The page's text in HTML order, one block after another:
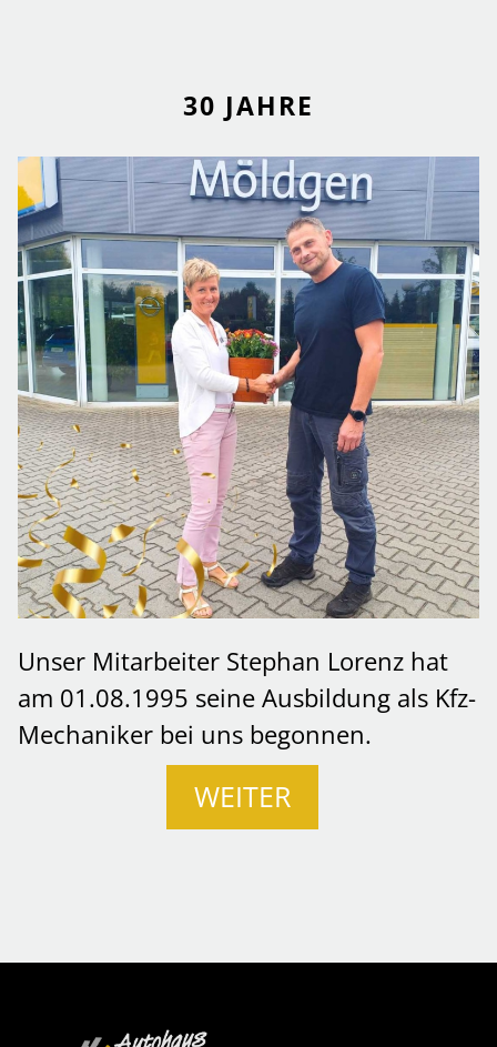
30 JAHRE
Unser Mitarbeiter Stephan Lorenz hat
am 01.08.1995 seine Ausbildung als Kfz-
Mechaniker bei uns begonnen.
WEITER